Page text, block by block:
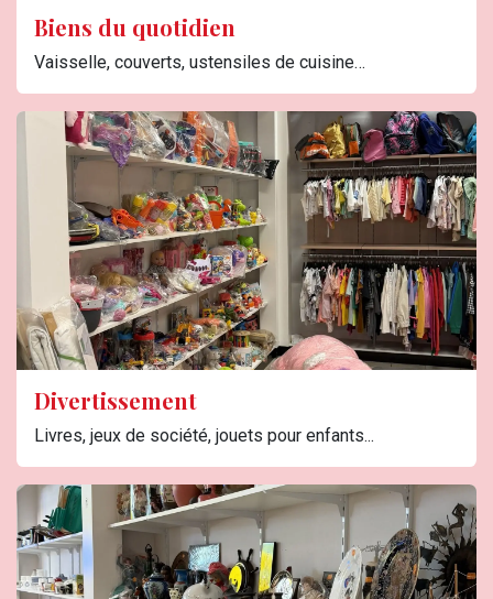
Biens du quotidien
Vaisselle, couverts, ustensiles de cuisine…
Divertissement
Livres, jeux de société, jouets pour enfants...